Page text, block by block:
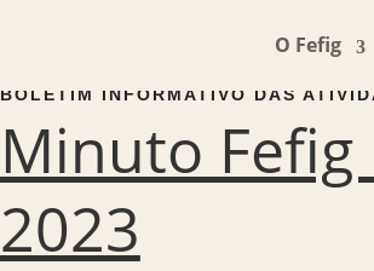
O Fefig
BOLETIM INFORMATIVO DAS
Minuto Fefig
2023